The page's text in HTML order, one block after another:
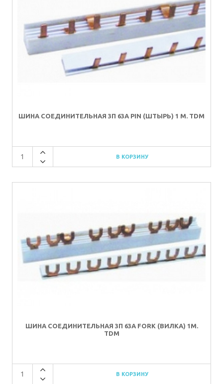
ШИНА СОЕДИНИТЕЛЬНАЯ 3П 63А PIN (ШТЫРЬ) 1 М. TDM
ШИНА СОЕДИНИТЕЛЬНАЯ 3П 63A FORK (ВИЛКА) 1М.
TDM